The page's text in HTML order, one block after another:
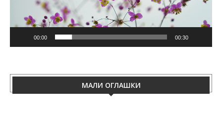
00:00 00:30
МАЛИ ОГЛАШКИ